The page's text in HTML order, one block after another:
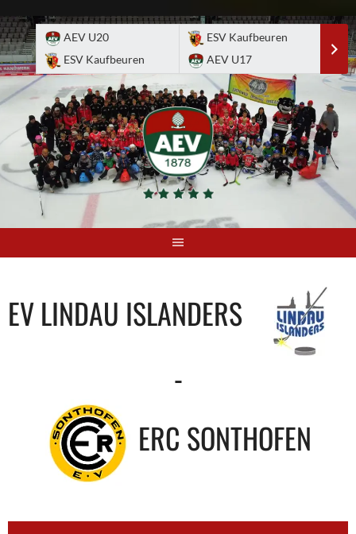
to
content
AEV U20
ESV Kaufbeuren
ESV Kaufbeuren
AEV U17
EV LINDAU ISLANDERS
-
ERC SONTHOFEN